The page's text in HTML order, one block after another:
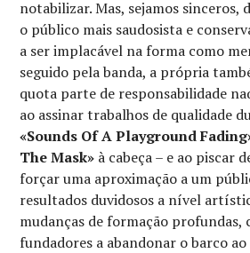
notabilizar. Mas, sejamos sinceros,
o público mais saudosista e
a ser implacável na forma como
seguido pela banda, a própria
quota parte de responsabilidade
ao assinar trabalhos de qualidade
«Sounds Of A Playground
The Mask» à cabeça – e ao piscar
forçar uma aproximação a um
resultados duvidosos a nível
mudanças de formação profundas,
fundadores a abandonar o barco